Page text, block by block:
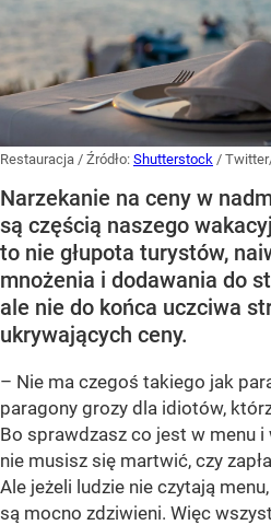
Restauracja / Źródło: Shutterstock /
Narzekanie na ceny w
są częścią naszego
to nie głupota turystów,
mnożenia i dodawania do
ale nie do końca uczciwa
ukrywających ceny.
– Nie ma czegoś takiego jak
paragony grozy dla idiotów,
Bo sprawdzasz co jest w menu
nie musisz się martwić, czy
Ale jeżeli ludzie nie czytają
są mocno zdziwieni. Więc